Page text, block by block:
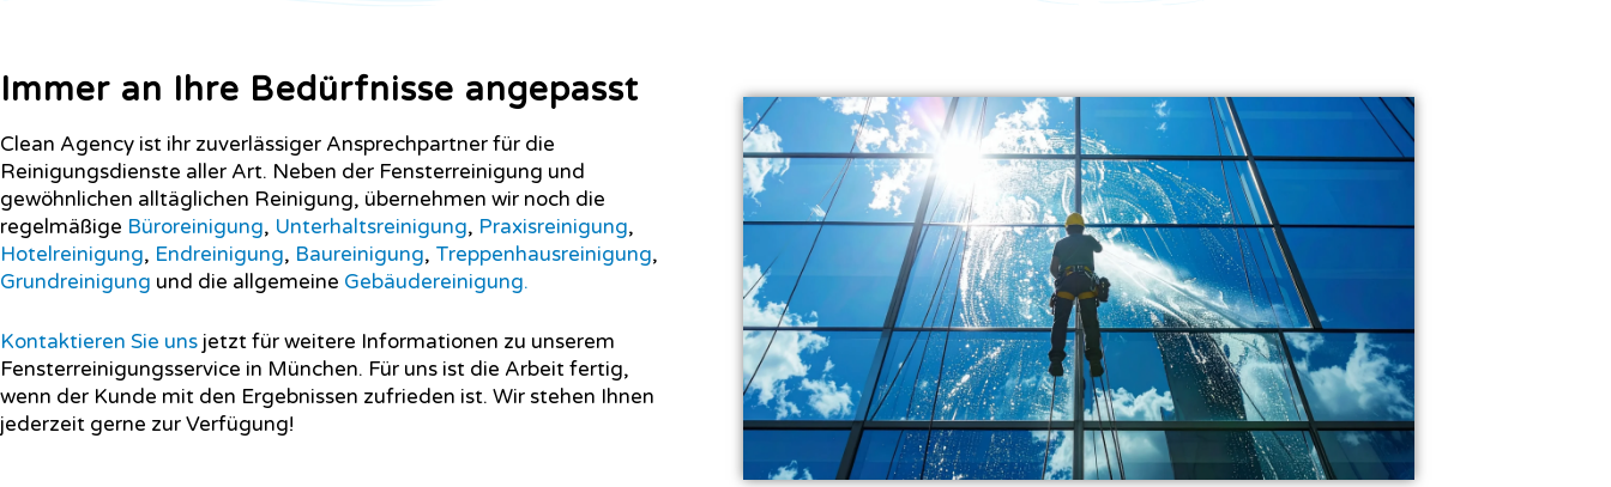
Immer an Ihre Bedürfnisse angepasst
Clean Agency ist ihr zuverlässiger Ansprechpartner für die
Reinigungsdienste aller Art. Neben der Fensterreinigung und
gewöhnlichen alltäglichen Reinigung, übernehmen wir noch die
regelmäßige Büroreinigung, Unterhaltsreinigung, Praxisreinigung,
Hotelreinigung, Endreinigung, Baureinigung, Treppenhausreinigung,
Grundreinigung und die allgemeine Gebäudereinigung.
Kontaktieren Sie uns jetzt für weitere Informationen zu unserem
Fensterreinigungsservice in München. Für uns ist die Arbeit fertig,
wenn der Kunde mit den Ergebnissen zufrieden ist. Wir stehen Ihnen
jederzeit gerne zur Verfügung!